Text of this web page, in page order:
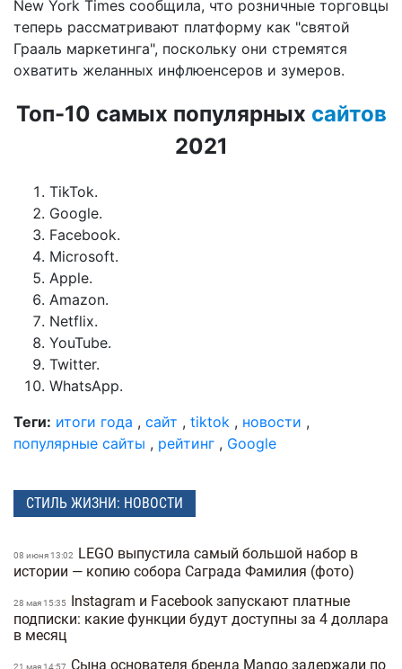
New York Times сообщила, что розничные торговцы
теперь рассматривают платформу как "святой
Грааль маркетинга", поскольку они стремятся
охватить желанных инфлюенсеров и зумеров.
Топ-10 самых популярных сайтов
2021
TikTok.
Google.
Facebook.
Microsoft.
Apple.
Amazon.
Netflix.
YouTube.
Twitter.
WhatsApp.
Теги: итоги года , сайт , tiktok , новости ,
популярные сайты , рейтинг , Google
СТИЛЬ ЖИЗНИ: НОВОСТИ
08 июня 13:02
LEGO выпустила самый большой набор в
истории — копию собора Саграда Фамилия (фото)
28 мая 15:35 Instagram и Facebook запускают платные
подписки: какие функции будут доступны за 4 доллара
в месяц
21 мая 14:57
Сына основателя бренда Mango задержали по